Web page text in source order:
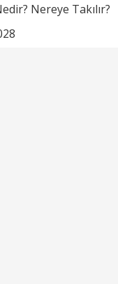
Nereye Takılır?